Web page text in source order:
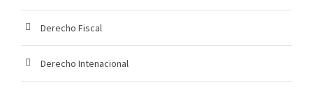
Derecho Fiscal
Derecho Intenacional